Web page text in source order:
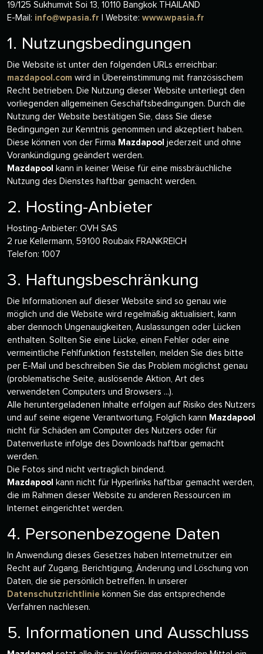
19/125 Sukhumvit Soi 13, 10110 Bangkok THAILAND
E-Mail: info@wpasia.fr | Website: www.wpasia.fr
1. Nutzungsbedingungen
Die Website ist unter den folgenden URLs erreichbar:
mazdapool.com wird in Übereinstimmung mit französischem
Recht betrieben. Die Nutzung dieser Website unterliegt den
vorliegenden allgemeinen Geschäftsbedingungen. Durch die
Nutzung der Website bestätigen Sie, dass Sie diese
Bedingungen zur Kenntnis genommen und akzeptiert haben.
Diese können von der Firma Mazdapool jederzeit und ohne
Vorankündigung geändert werden.
Mazdapool
kann in keiner Weise für eine missbräuchliche
Nutzung des Dienstes haftbar gemacht werden.
2. Hosting-Anbieter
Hosting-Anbieter: OVH SAS
2 rue Kellermann, 59100 Roubaix FRANKREICH
Telefon: 1007
3. Haftungsbeschränkung
Die Informationen auf dieser Website sind so genau wie
möglich und die Website wird regelmäßig aktualisiert, kann
aber dennoch Ungenauigkeiten, Auslassungen oder Lücken
enthalten. Sollten Sie eine Lücke, einen Fehler oder eine
vermeintliche Fehlfunktion feststellen, melden Sie dies bitte
per E-Mail und beschreiben Sie das Problem möglichst genau
(problematische Seite, auslösende Aktion, Art des
verwendeten Computers und Browsers ...).
Alle heruntergeladenen Inhalte erfolgen auf Risiko des Nutzers
und auf seine eigene Verantwortung. Folglich kann Mazdapool
nicht für Schäden am Computer des Nutzers oder für
Datenverluste infolge des Downloads haftbar gemacht
werden.
Die Fotos sind nicht vertraglich bindend.
Mazdapool
kann nicht für Hyperlinks haftbar gemacht werden,
die im Rahmen dieser Website zu anderen Ressourcen im
Internet eingerichtet werden.
4. Personenbezogene Daten
In Anwendung dieses Gesetzes haben Internetnutzer ein
Recht auf Zugang, Berichtigung, Änderung und Löschung von
Daten, die sie persönlich betreffen. In unserer
Datenschutzrichtlinie können Sie das entsprechende
Verfahren nachlesen.
5. Informationen und Ausschluss